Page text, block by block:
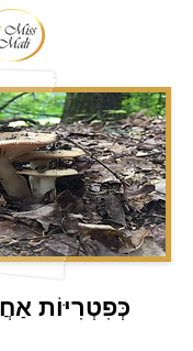
כְּפִטְרִיּוֹת